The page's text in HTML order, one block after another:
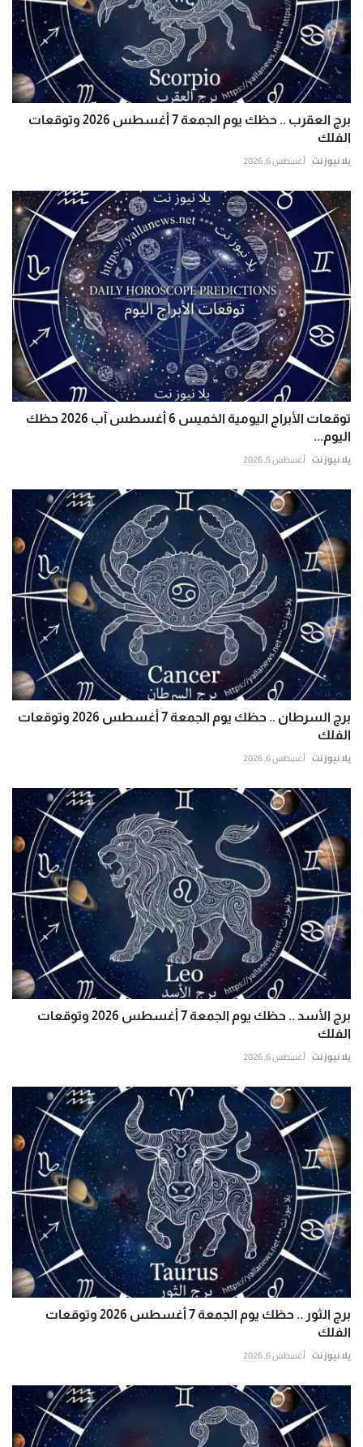
برج العقرب .. حظك يوم الجمعة 7 أغسطس 2026 وتوقعات
الفلك
يلا نيوز نت أغسطس 6, 2026
توقعات الأبراج اليومية الخميس 6 أغسطس آب 2026 حظك
اليوم...
يلا نيوز نت أغسطس 5, 2026
برج السرطان .. حظك يوم الجمعة 7 أغسطس 2026 وتوقعات
الفلك
يلا نيوز نت أغسطس 6, 2026
برج الأسد .. حظك يوم الجمعة 7 أغسطس 2026 وتوقعات
الفلك
يلا نيوز نت أغسطس 6, 2026
برج الثور .. حظك يوم الجمعة 7 أغسطس 2026 وتوقعات
الفلك
يلا نيوز نت أغسطس 6, 2026